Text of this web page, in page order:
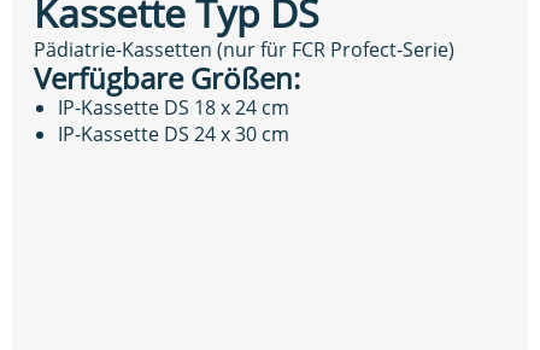
Kassette Typ DS
Pädiatrie-Kassetten (nur für FCR Profect-Serie)
Verfügbare Größen:
IP-Kassette DS 18 x 24 cm
IP-Kassette DS 24 x 30 cm